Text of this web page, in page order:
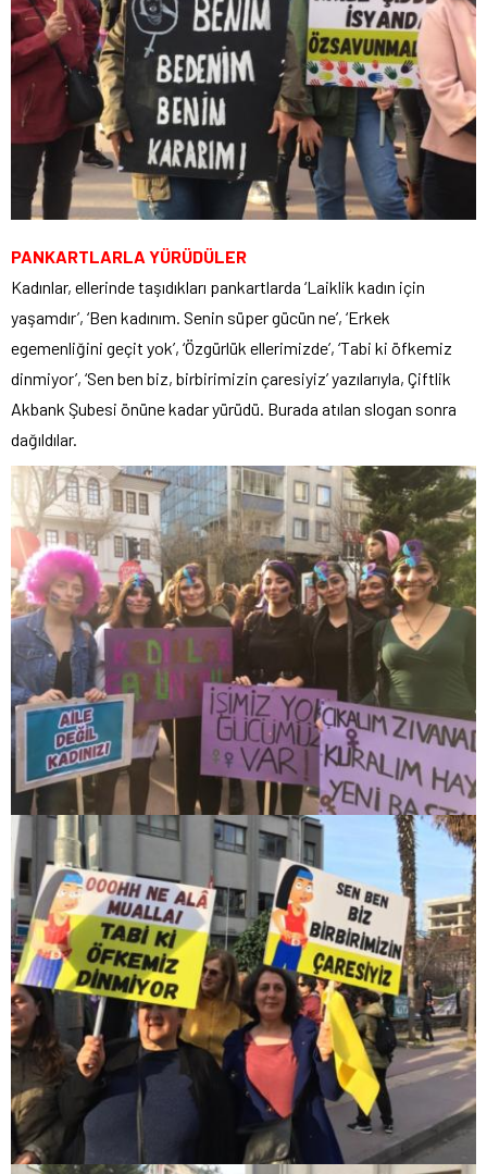
PANKARTLARLA YÜRÜDÜLER
Kadınlar, ellerinde taşıdıkları pankartlarda ‘Laiklik kadın için
yaşamdır’, ‘Ben kadınım. Senin süper gücün ne’, ‘Erkek
egemenliğini geçit yok’, ‘Özgürlük ellerimizde’, ‘Tabi ki öfkemiz
dinmiyor’, ‘Sen ben biz, birbirimizin çaresiyiz’ yazılarıyla, Çiftlik
Akbank Şubesi önüne kadar yürüdü. Burada atılan slogan sonra
dağıldılar.